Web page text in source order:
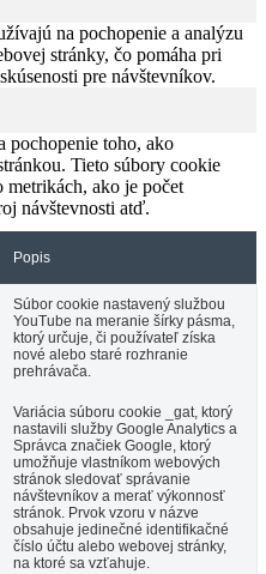
na pochopenie a analýzu
stránky, čo pomáha pri
pre návštevníkov.
pochopenie toho, ako
Tieto súbory cookie
ako je počet
návštevnosti atď.
Popis
Súbor cookie nastavený službou
YouTube na meranie šírky pásma,
ktorý určuje, či používateľ získa
nové alebo staré rozhranie
prehrávača.
Variácia súboru cookie _gat, ktorý
nastavili služby Google Analytics a
Správca značiek Google, ktorý
umožňuje vlastníkom webových
stránok sledovať správanie
návštevníkov a merať výkonnosť
stránok. Prvok vzoru v názve
obsahuje jedinečné identifikačné
číslo účtu alebo webovej stránky,
na ktoré sa vzťahuje.